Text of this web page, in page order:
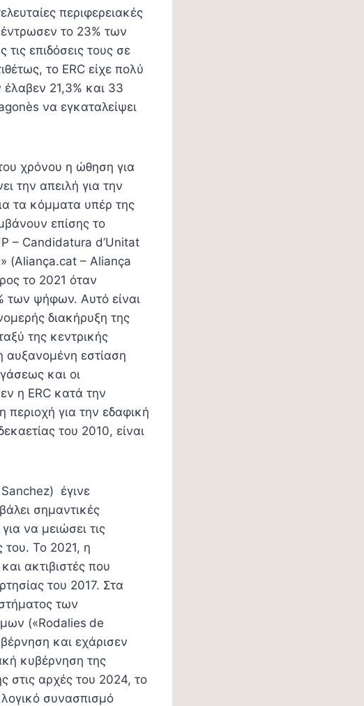
περιφερειακές
το 23% των
επιδόσεις τους σε
το ERC είχε πολύ
έλαβεν 21,3% και 33
να εγκαταλείψει
χρόνου η ώθηση για
την απειλή για την
τα κόμματα υπέρ της
επίσης το
– Candidatura d’Unitat
(Aliança.cat – Aliança
το 2021 όταν
των ψήφων. Αυτό είναι
διακήρυξη της
της κεντρικής
αυξανομένη εστίαση
και οι
η ERC κατά την
περιοχή για την εδαφική
του 2010, είναι
έγινε
σημαντικές
να μειώσει τις
του. Το 2021, η
ακτιβιστές που
του 2017. Στα
των
(«Rodalies de
και εχάρισεν
κυβέρνηση της
στις αρχές του 2024, το
συνασπισμό